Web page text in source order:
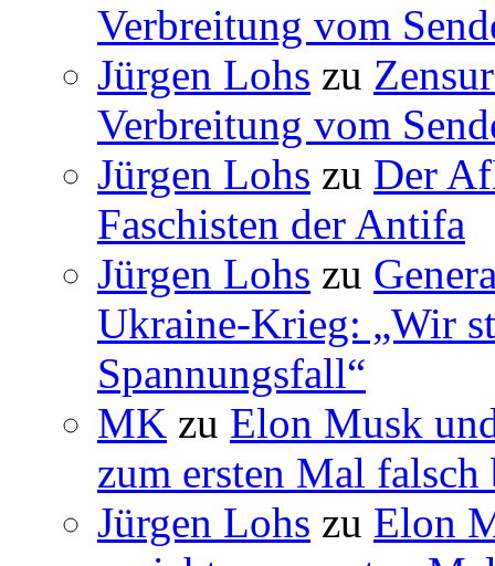
Verbreitung vom
Jürgen Lohs zu
Verbreitung vom
Jürgen Lohs zu Der
Faschisten der Antifa
Jürgen Lohs zu
Ukraine-Krieg: „Wir
Spannungsfall“
MK zu Elon Musk
zum ersten Mal falsch
Jürgen Lohs zu Elon